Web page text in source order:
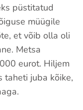
püstitatud
müügile
et võib olla oli
Metsa
eurot. Hiljem
taheti juba kõike,